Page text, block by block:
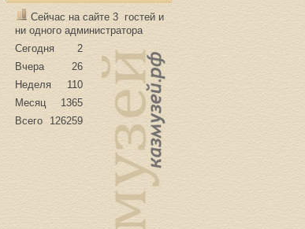
Сейчас на сайте 3 гостей и
ни одного администратора
Сегодня
2
Вчера
26
Неделя
110
Месяц
1365
Всего
126259